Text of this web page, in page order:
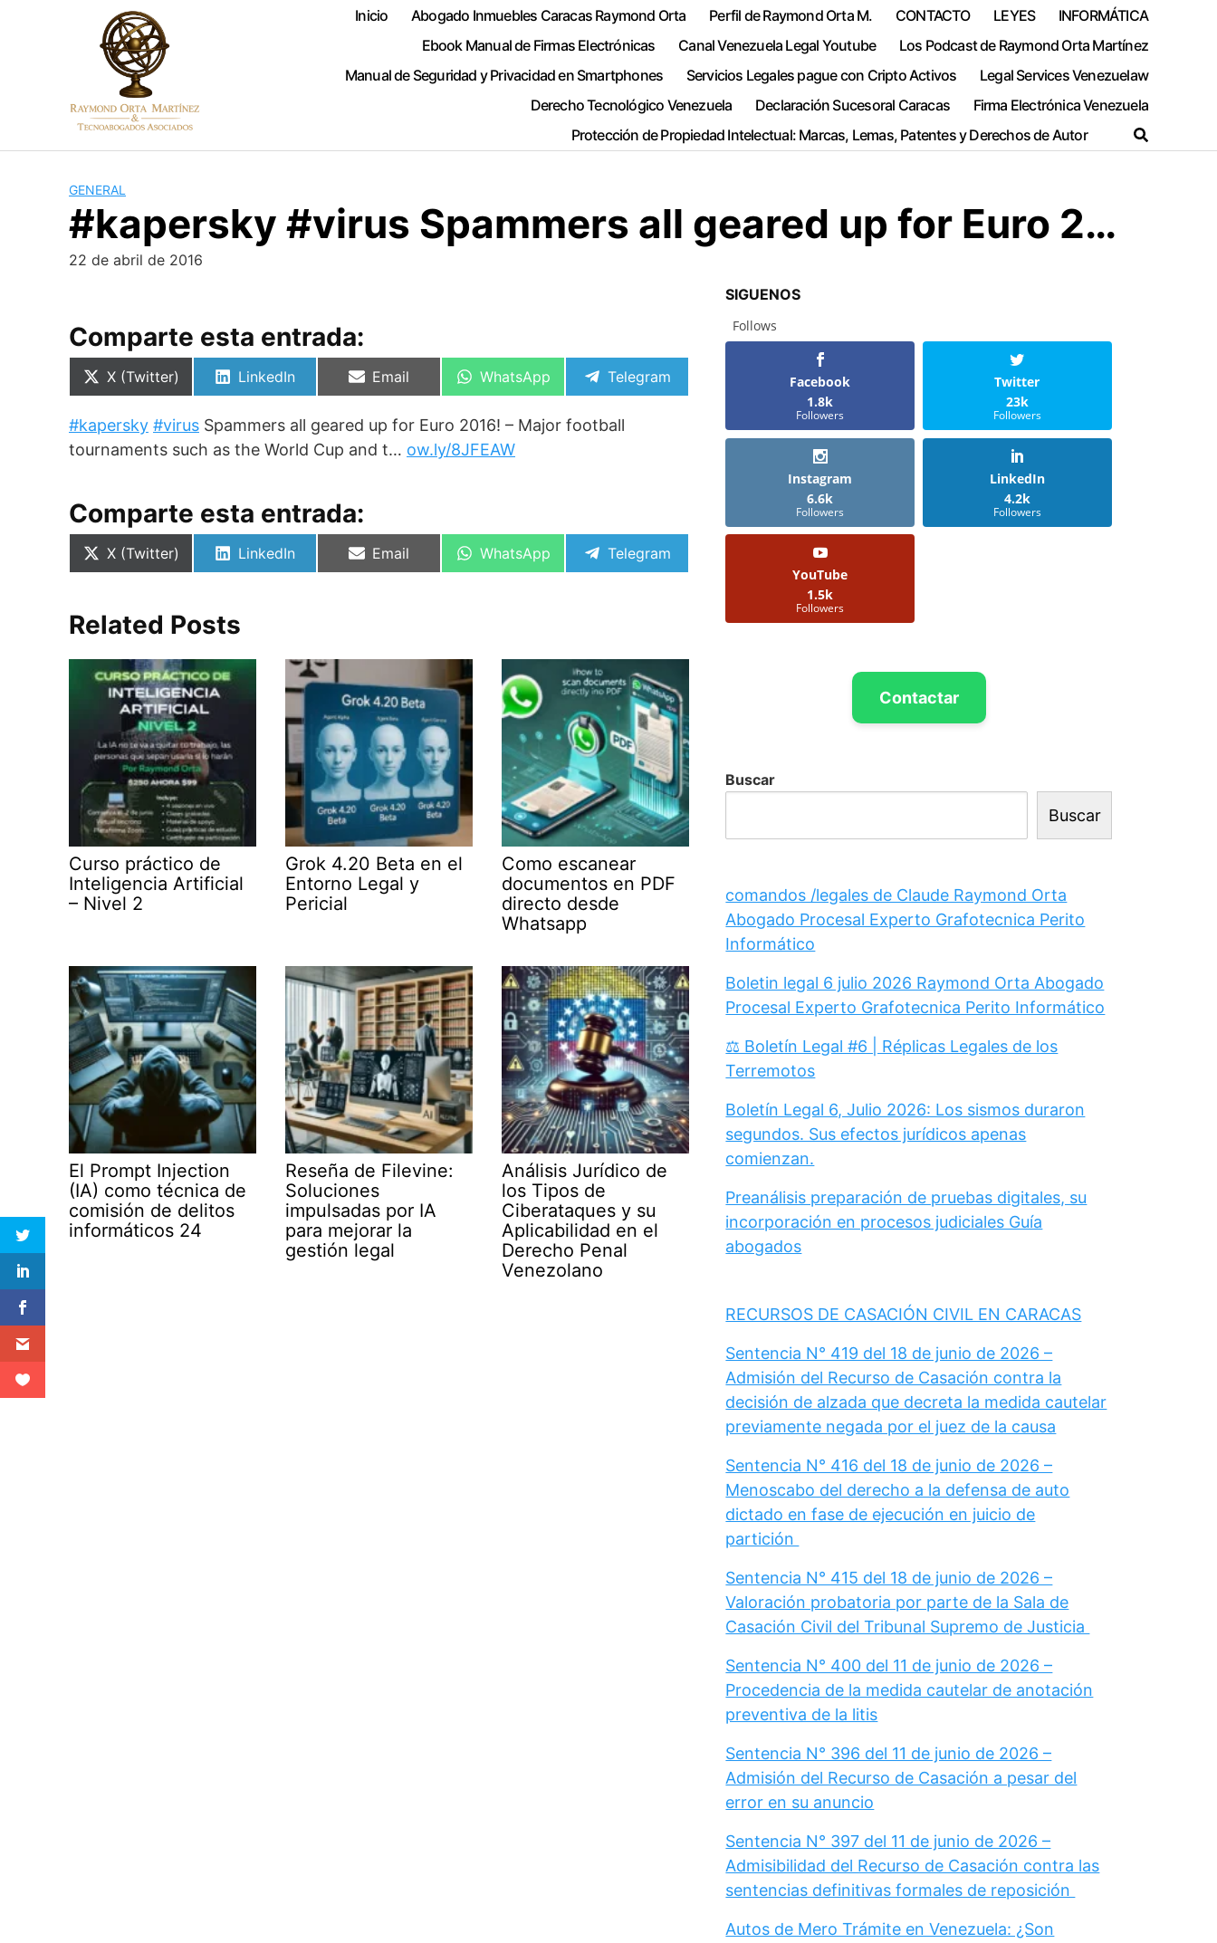
Inicio Abogado Inmuebles Caracas Raymond Orta Perfil de Raymond Orta M. CONTACTO LEYES
INFORMÁTICA
Ebook Manual de Firmas Electrónicas
Canal Venezuela Legal Youtube
Los Podcast de Raymond Orta Martínez
Manual de Seguridad y Privacidad en Smartphones
Servicios Legales pague con Cripto Activos
Legal Services Venezuelaw
Derecho Tecnológico Venezuela
Declaración Sucesoral Caracas
Firma Electrónica Venezuela
Protección de Propiedad Intelectual: Marcas, Lemas, Patentes y Derechos de Autor
GENERAL
#kapersky #virus Spammers all geared up for Euro 2…
22 de abril de 2016
Comparte esta entrada:
Compartir
X (Twitter)
Compartir
LinkedIn
Compartir
Email
Compartir
WhatsApp
Compartir
Telegram
#kapersky #virus Spammers all geared up for Euro 2016! – Major football
tournaments such as the World Cup and t… ow.ly/8JFEAW
Comparte esta entrada:
Compartir
X (Twitter)
Compartir
LinkedIn
Compartir
Email
Compartir
WhatsApp
Compartir
Telegram
Related Posts
Curso práctico de
Inteligencia Artificial
– Nivel 2
Grok 4.20 Beta en el
Entorno Legal y
Pericial
Como escanear
documentos en PDF
directo desde
Whatsapp
El Prompt Injection
(IA) como técnica de
comisión de delitos
informáticos 24
Reseña de Filevine:
Soluciones
impulsadas por IA
para mejorar la
gestión legal
Análisis Jurídico de
los Tipos de
Ciberataques y su
Aplicabilidad en el
Derecho Penal
Venezolano
SIGUENOS
Follows
Facebook
1.8k
Followers
Twitter
23k
Followers
Instagram
6.6k
Followers
LinkedIn
4.2k
Followers
YouTube
1.5k
Followers
Contactar
Buscar
Buscar
comandos /legales de Claude Raymond Orta
Abogado Procesal Experto Grafotecnica Perito
Informático
Boletin legal 6 julio 2026 Raymond Orta Abogado
Procesal Experto Grafotecnica Perito Informático
⚖️ Boletín Legal #6 | Réplicas Legales de los
Terremotos
Boletín Legal 6, Julio 2026: Los sismos duraron
segundos. Sus efectos jurídicos apenas
comienzan.
Preanálisis preparación de pruebas digitales, su
incorporación en procesos judiciales Guía
abogados
RECURSOS DE CASACIÓN CIVIL EN CARACAS
Sentencia N° 419 del 18 de junio de 2026 –
Admisión del Recurso de Casación contra la
decisión de alzada que decreta la medida cautelar
previamente negada por el juez de la causa
Sentencia N° 416 del 18 de junio de 2026 –
Menoscabo del derecho a la defensa de auto
dictado en fase de ejecución en juicio de
partición
Sentencia N° 415 del 18 de junio de 2026 –
Valoración probatoria por parte de la Sala de
Casación Civil del Tribunal Supremo de Justicia
Sentencia N° 400 del 11 de junio de 2026 –
Procedencia de la medida cautelar de anotación
preventiva de la litis
Sentencia N° 396 del 11 de junio de 2026 –
Admisión del Recurso de Casación a pesar del
error en su anuncio
Sentencia N° 397 del 11 de junio de 2026 –
Admisibilidad del Recurso de Casación contra las
sentencias definitivas formales de reposición
Autos de Mero Trámite en Venezuela: ¿Son